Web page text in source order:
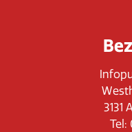
3131
Tel: